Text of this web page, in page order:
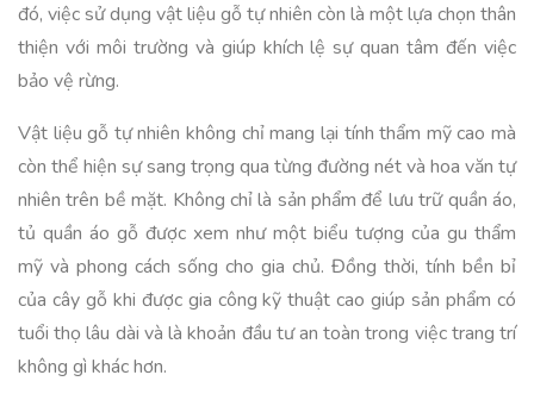
đó, việc sử dụng vật liệu gỗ tự nhiên còn là một lựa chọn thân
thiện với môi trường và giúp khích lệ sự quan tâm đến việc
bảo vệ rừng.
Vật liệu gỗ tự nhiên không chỉ mang lại tính thẩm mỹ cao mà
còn thể hiện sự sang trọng qua từng đường nét và hoa văn tự
nhiên trên bề mặt. Không chỉ là sản phẩm để lưu trữ quần áo,
tủ quần áo gỗ được xem như một biểu tượng của gu thẩm
mỹ và phong cách sống cho gia chủ. Đồng thời, tính bền bỉ
của cây gỗ khi được gia công kỹ thuật cao giúp sản phẩm có
tuổi thọ lâu dài và là khoản đầu tư an toàn trong việc trang trí
không gì khác hơn.